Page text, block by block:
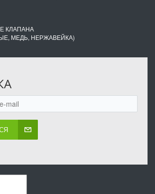
КЛАПАНА
МЕДЬ, НЕРЖАВЕЙКА)